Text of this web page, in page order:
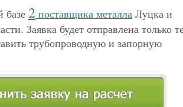
базе 2 поставщика металла Луцка и
Заявка будет отправлена только
трубопроводную и запорную